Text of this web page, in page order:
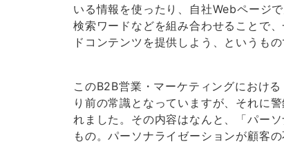
いる情報を使ったり、自社Webページ
検索ワードなどを組み合わせることで
ドコンテンツを提供しよう、というもの
このB2B営業・マーケティングにおけ
り前の常識となっていますが、それに
れました。その内容はなんと、「パー
もの。パーソナライゼーションが顧客